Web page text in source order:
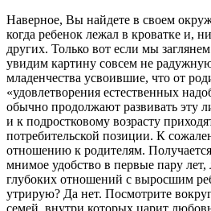
Наверное, Вы найдете в своем
когда ребенок лежал в кроватке и,
других. Только вот если мы
увидим картину совсем не
младенчества усвоившие, что от
«удовлетворения естественных
обычно продолжают развивать эту
и к подростковому возрасту
потребительской позиции. К
отношению к родителям.
мнимое удобство в первые пару
глубоких отношений с выросшим
утрирую? Да нет. Посмотрите
семей, внутри которых царит